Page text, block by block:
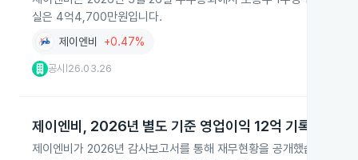
실은 4억4,700만원입니다.
제이엔비 +0.47%
공시 26.03.26
제이엔비, 2026년 별도 기준 영업이익 12억 기록
제이엔비가 2026년 감사보고서를 통해 재무현황을 공개했습니다.